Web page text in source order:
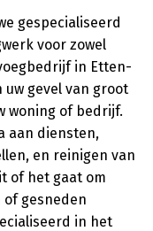
gespecialiseerd
voor zowel
in Etten-
gevel van groot
woning of bedrijf.
aan diensten,
en reinigen van
of het gaat om
gesneden
in het